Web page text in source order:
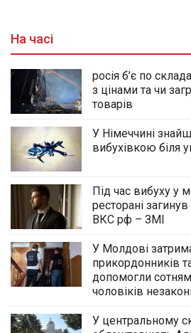
На часі
росія б’є по
з цінами та чи
товарів
У Німеччині
вибухівкою біля
Під час вибуху у
ресторані
ВКС рф – ЗМІ
У Молдові
прикордонників
допомогли
чоловіків
У центральному